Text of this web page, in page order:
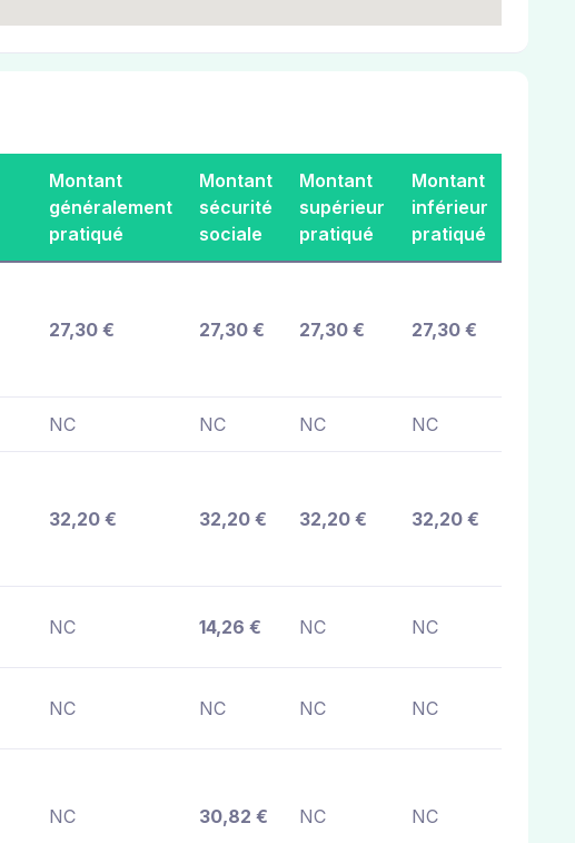
Montant
généralement
pratiqué
Montant
sécurité
sociale
Montant
supérieur
pratiqué
Montant
inférieur
pratiqué
27,30 € 27,30 € 27,30 € 27,30 €
NC NC NC NC
32,20 € 32,20 € 32,20 € 32,20 €
NC 14,26 € NC NC
NC NC NC NC
NC 30,82 € NC NC